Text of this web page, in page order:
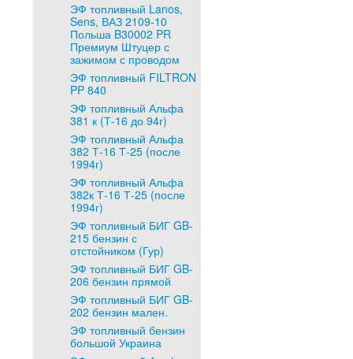
ЭФ топливный Lanos,
Sens, ВАЗ 2109-10
Польша B30002 PR
Премиум Штуцер с
зажимом с проводом
ЭФ топливный FILTRON
PP 840
ЭФ топливный Альфа
381 к (Т-16 до 94г)
ЭФ топливный Альфа
382 Т-16 Т-25 (после
1994г)
ЭФ топливный Альфа
382к Т-16 Т-25 (после
1994г)
ЭФ топливный БИГ GB-
215 бензин с
отстойником (Гур)
ЭФ топливный БИГ GB-
206 бензин прямой
ЭФ топливный БИГ GB-
202 бензин мален.
ЭФ топливный бензин
большой Украина